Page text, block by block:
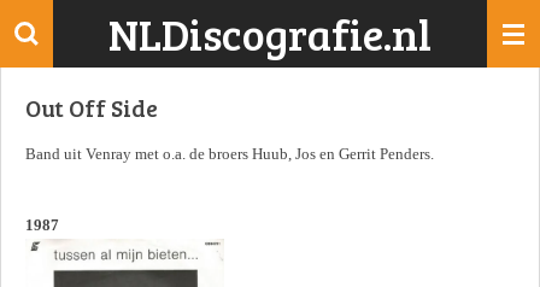
Ga
de
NLDiscografie.nl
Out Off Side
Band uit Venray met o.a. de broers Huub, Jos en Gerrit Penders.
1987